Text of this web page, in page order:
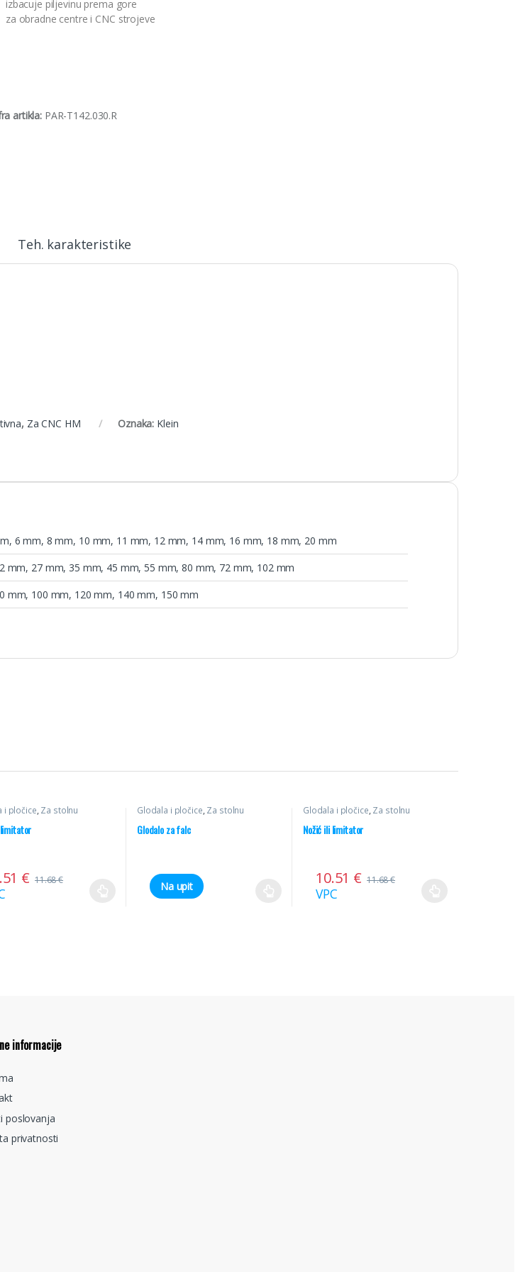
izbacuje piljevinu prema gore
za obradne centre i CNC strojeve
artikla: PAR-T142.030.R
Teh. karakteristike
, Za CNC HM Oznaka: Klein
, 6 mm, 8 mm, 10 mm, 11 mm, 12 mm, 14 mm, 16 mm, 18 mm, 20 mm
mm, 27 mm, 35 mm, 45 mm, 55 mm, 80 mm, 72 mm, 102 mm
mm, 100 mm, 120 mm, 140 mm, 150 mm
i pločice, Za stolnu
, Profilni noževi
€ 11.68€
Glodala i pločice, Za stolnu
, Ravna HM
Glodalo za falc
Na upit
Glodala i pločice, Za stolnu
, Profilni noževi
Nožić ili limitator
10.51 € 11.68€
VPC
informacije
poslovanja
privatnosti